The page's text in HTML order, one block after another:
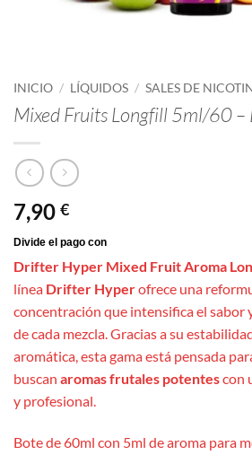
INICIO / LÍQUIDOS / SALES DE
Mixed Fruits Longfill 5ml/60
7,90 €
Drifter Hyper Mixed Fruit Aroma
línea Drifter Hyperofrece una
concentración que intensifica el sabor
de cada mezcla. Gracias a su
aromática, esta gama está pensada
buscan aromas frutales potentescon
y profesional.
Bote de 60ml con 5ml de aroma para